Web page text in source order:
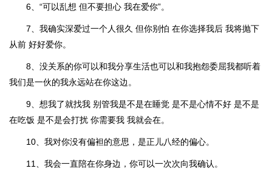
6、“可以乱想 但不要担心 我在爱你”。
7、我确实深爱过一个人很久 但你别怕 在你选择我后 我将抛下
从前 好好爱你。
8、没关系的你可以和我分享生活也可以和我抱怨委屈我都听着
我们是一伙的我永远站在你这边。
9、想我了就找我 别管我是不是在睡觉 是不是心情不好 是不是
在吃饭 是不是会打扰 你需要我 我就会在。
10、我对你没有偏袒的意思，是正儿八经的偏心。
11、我会一直陪在你身边，你可以一次次向我确认。